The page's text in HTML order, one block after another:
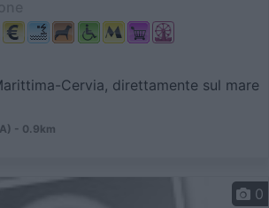
Cervia, direttamente sul mare
- 0.9km
0